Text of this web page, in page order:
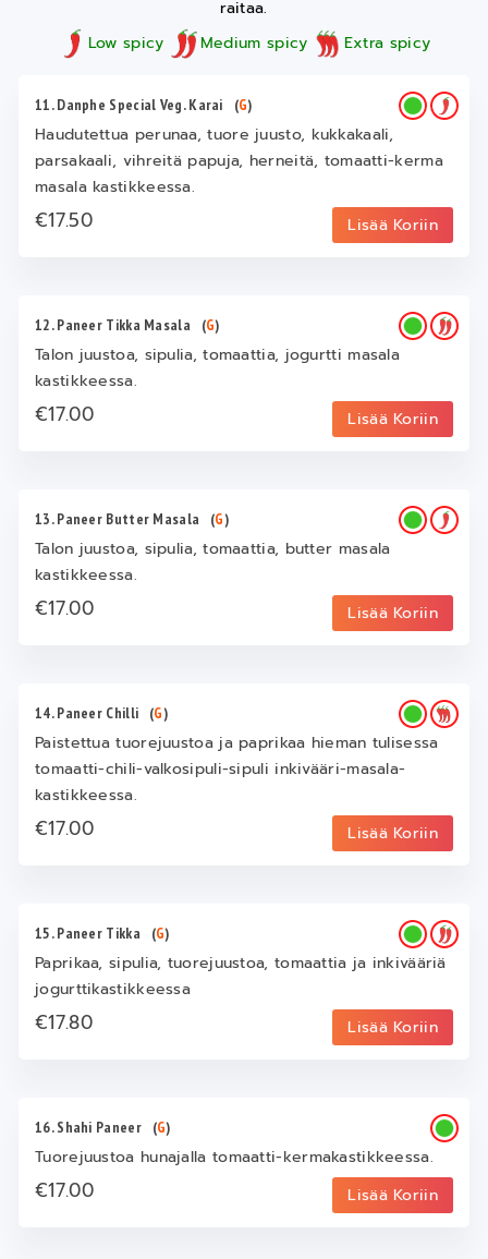
raitaa.
Low spicy
Medium spicy Extra spicy
11. Danphe Special Veg. Karai (G)
Haudutettua perunaa, tuore juusto, kukkakaali,
parsakaali, vihreitä papuja, herneitä, tomaatti-kerma
masala kastikkeessa.
€17.50 Lisää Koriin
12. Paneer Tikka Masala (G)
Talon juustoa, sipulia, tomaattia, jogurtti masala
kastikkeessa.
€17.00 Lisää Koriin
13. Paneer Butter Masala (G)
Talon juustoa, sipulia, tomaattia, butter masala
kastikkeessa.
€17.00 Lisää Koriin
14. Paneer Chilli (G)
Paistettua tuorejuustoa ja paprikaa hieman tulisessa
tomaatti-chili-valkosipuli-sipuli inkivääri-masala-
kastikkeessa.
€17.00 Lisää Koriin
15. Paneer Tikka (G)
Paprikaa, sipulia, tuorejuustoa, tomaattia ja inkivääriä
jogurttikastikkeessa
€17.80 Lisää Koriin
16. Shahi Paneer (G)
Tuorejuustoa hunajalla tomaatti-kermakastikkeessa.
€17.00 Lisää Koriin